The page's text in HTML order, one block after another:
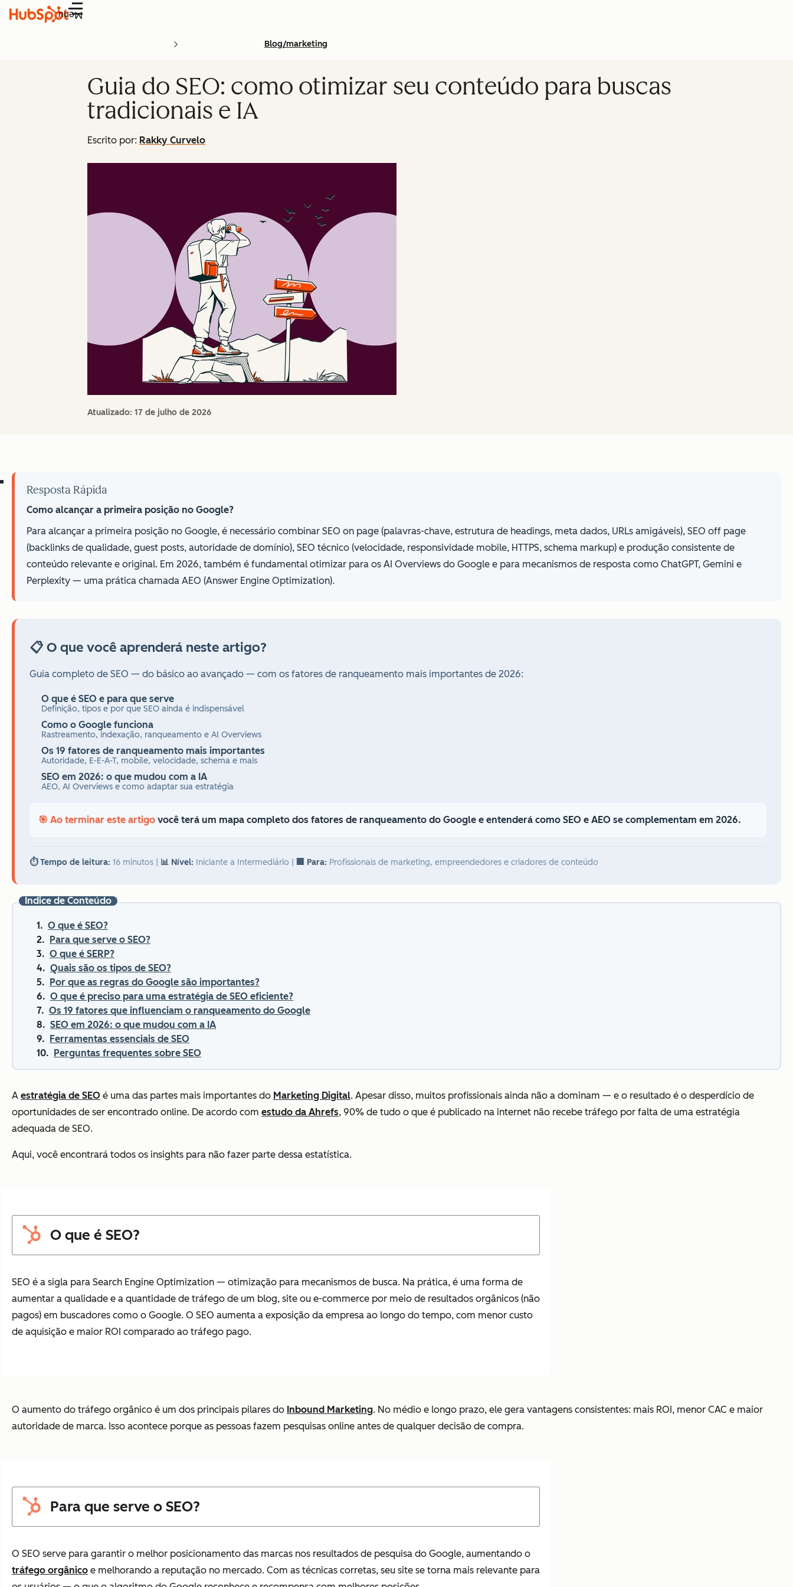
Menu
Blog/marketing
Guia do SEO: como otimizar seu conteúdo para buscas
tradicionais e IA
Escrito por: Rakky Curvelo
Atualizado: 17 de julho de 2026
Resposta Rápida
Como alcançar a primeira posição no Google?
Para alcançar a primeira posição no Google, é necessário combinar SEO on page (palavras-chave, estrutura de headings, meta dados, URLs amigáveis), SEO off page
(backlinks de qualidade, guest posts, autoridade de domínio), SEO técnico (velocidade, responsividade mobile, HTTPS, schema markup) e produção consistente de
conteúdo relevante e original. Em 2026, também é fundamental otimizar para os AI Overviews do Google e para mecanismos de resposta como ChatGPT, Gemini e
Perplexity — uma prática chamada AEO (Answer Engine Optimization).
📋 O que você aprenderá neste artigo?
Guia completo de SEO — do básico ao avançado — com os fatores de ranqueamento mais importantes de 2026:
O que é SEO e para que serve
Definição, tipos e por que SEO ainda é indispensável
Como o Google funciona
Rastreamento, indexação, ranqueamento e AI Overviews
Os 19 fatores de ranqueamento mais importantes
Autoridade, E-E-A-T, mobile, velocidade, schema e mais
SEO em 2026: o que mudou com a IA
AEO, AI Overviews e como adaptar sua estratégia
🎯 Ao terminar este artigo você terá um mapa completo dos fatores de ranqueamento do Google e entenderá como SEO e AEO se complementam em 2026.
⏱️ Tempo de leitura: 16 minutos 📊 Nível: Iniciante a Intermediário 🏢 Para: Profissionais de marketing, empreendedores e criadores de conteúdo
Índice de Conteúdo
O que é SEO?
Para que serve o SEO?
O que é SERP?
Quais são os tipos de SEO?
Por que as regras do Google são importantes?
O que é preciso para uma estratégia de SEO eficiente?
Os 19 fatores que influenciam o ranqueamento do Google
SEO em 2026: o que mudou com a IA
Ferramentas essenciais de SEO
Perguntas frequentes sobre SEO
A estratégia de SEO é uma das partes mais importantes do Marketing Digital. Apesar disso, muitos profissionais ainda não a dominam — e o resultado é o desperdício de
oportunidades de ser encontrado online. De acordo com estudo da Ahrefs, 90% de tudo o que é publicado na internet não recebe tráfego por falta de uma estratégia
adequada de SEO.
Aqui, você encontrará todos os insights para não fazer parte dessa estatística.
O que é SEO?
SEO é a sigla para Search Engine Optimization — otimização para mecanismos de busca. Na prática, é uma forma de
aumentar a qualidade e a quantidade de tráfego de um blog, site ou e-commerce por meio de resultados orgânicos (não
pagos) em buscadores como o Google. O SEO aumenta a exposição da empresa ao longo do tempo, com menor custo
de aquisição e maior ROI comparado ao tráfego pago.
O aumento do tráfego orgânico é um dos principais pilares do Inbound Marketing. No médio e longo prazo, ele gera vantagens consistentes: mais ROI, menor CAC e maior
autoridade de marca. Isso acontece porque as pessoas fazem pesquisas online antes de qualquer decisão de compra.
Para que serve o SEO?
O SEO serve para garantir o melhor posicionamento das marcas nos resultados de pesquisa do Google, aumentando o
tráfego orgânico e melhorando a reputação no mercado. Com as técnicas corretas, seu site se torna mais relevante para